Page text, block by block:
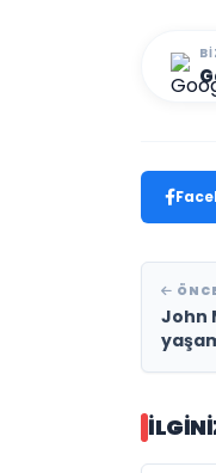
John